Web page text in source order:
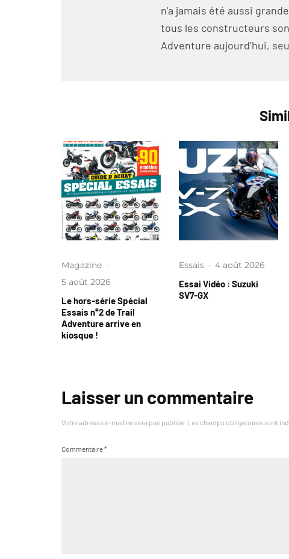
n’a jamais été aussi
tous les constructeurs
Adventure aujourd’hui,
Magazine ·
5 août 2026
Le hors-série Spécial
Essais n°2 de Trail
Adventure arrive en
kiosque !
Essais · 4 août 2026
Essai Vidéo : Suzuki
SV7-GX
Laisser un commentaire
Votre adresse e-mail ne sera pas publiée. Les champs obligatoires sont
Commentaire*